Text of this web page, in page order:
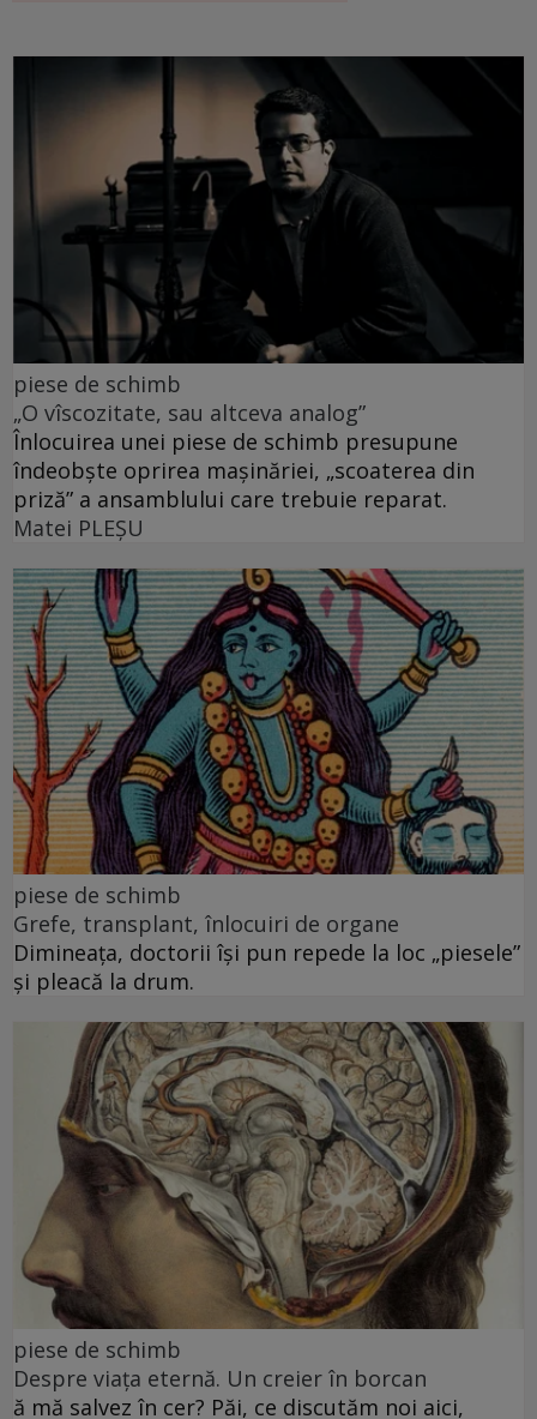
piese de schimb
„O vîscozitate, sau altceva analog”
Înlocuirea unei piese de schimb presupune
îndeobște oprirea mașinăriei, „scoaterea din
priză” a ansamblului care trebuie reparat.
Matei PLEŞU
piese de schimb
Grefe, transplant, înlocuiri de organe
Dimineața, doctorii își pun repede la loc „piesele”
și pleacă la drum.
piese de schimb
Despre viața eternă. Un creier în borcan
ă mă salvez în cer? Păi, ce discutăm noi aici,